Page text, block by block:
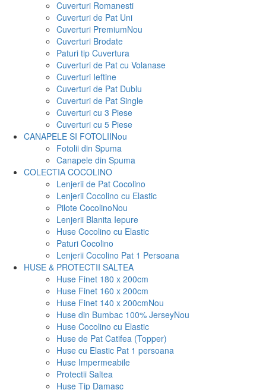
Cuverturi Romanesti
Cuverturi de Pat Uni
Cuverturi PremiumNou
Cuverturi Brodate
Paturi tip Cuvertura
Cuverturi de Pat cu Volanase
Cuverturi Ieftine
Cuverturi de Pat Dublu
Cuverturi de Pat Single
Cuverturi cu 3 Piese
Cuverturi cu 5 Piese
CANAPELE SI FOTOLIINou
Fotolii din Spuma
Canapele din Spuma
COLECTIA COCOLINO
Lenjerii de Pat Cocolino
Lenjerii Cocolino cu Elastic
Pilote CocolinoNou
Lenjerii Blanita Iepure
Huse Cocolino cu Elastic
Paturi Cocolino
Lenjerii Cocolino Pat 1 Persoana
HUSE & PROTECTII SALTEA
Huse Finet 180 x 200cm
Huse Finet 160 x 200cm
Huse Finet 140 x 200cmNou
Huse din Bumbac 100% JerseyNou
Huse Cocolino cu Elastic
Huse de Pat Catifea (Topper)
Huse cu Elastic Pat 1 persoana
Huse Impermeabile
Protectii Saltea
Huse Tip Damasc